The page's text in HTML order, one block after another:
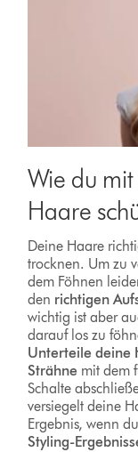
Wie du
Haare
Deine Haare
trocknen. Um zu
dem Föhnen
den richtigen
wichtig ist aber
darauf los zu
Unterteile deine
Strähne mit dem
Schalte
versiegelt deine
Ergebnis, wenn
Styling-